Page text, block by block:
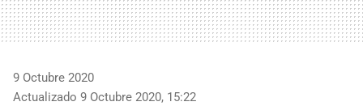
9 Octubre 2020
Actualizado 9 Octubre 2020, 15:22